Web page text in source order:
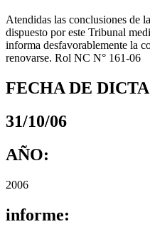
Atendidas las conclusiones de
dispuesto por este Tribunal
informa desfavorablemente la
renovarse. Rol NC N° 161-06
FECHA DE
31/10/06
AÑO:
2006
informe: